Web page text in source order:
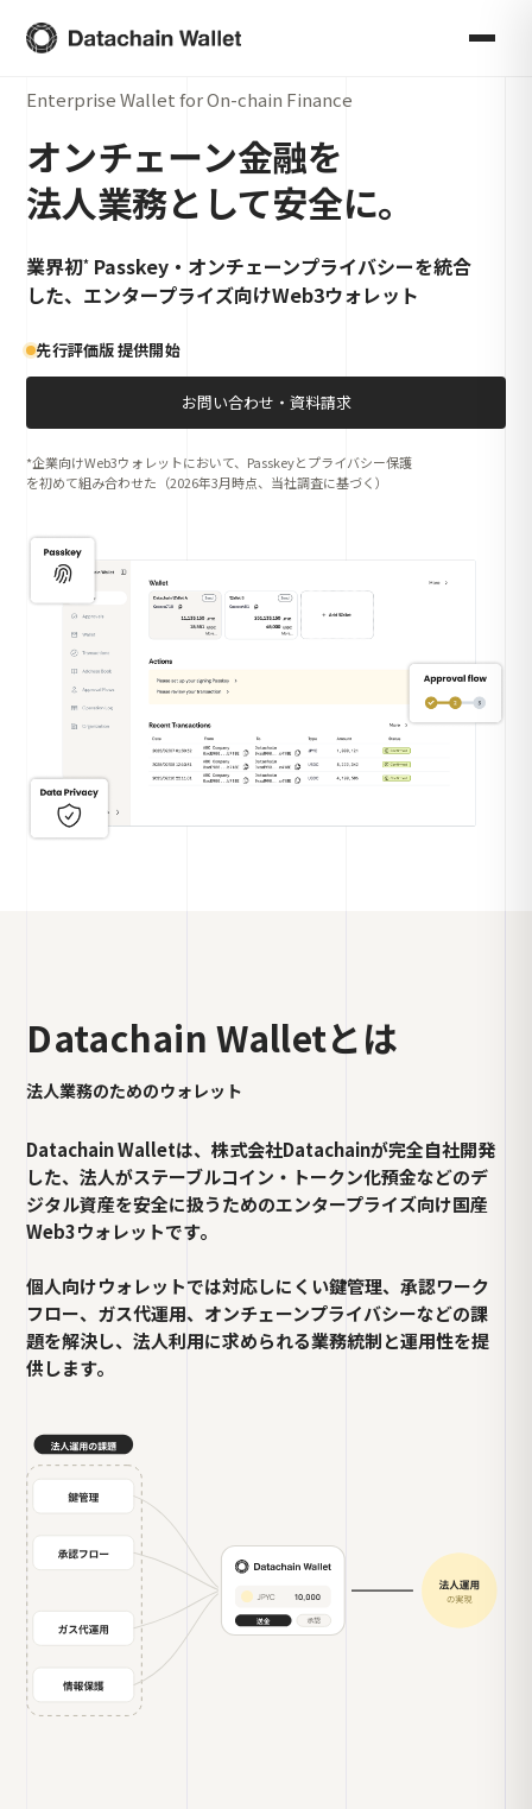
Enterprise Wallet for On-chain Finance
オンチェーン金融を
法人業務として安全に。
業界初* Passkey・オンチェーンプライバシーを統合
した、エンタープライズ向けWeb3ウォレット
先行評価版 提供開始
お問い合わせ・資料請求
*企業向けWeb3ウォレットにおいて、Passkeyとプライバシー保護
を初めて組み合わせた（2026年3月時点、当社調査に基づく）
Datachain Walletとは
法人業務のためのウォレット
Datachain Walletは、株式会社Datachainが完全自社開発
した、法人がステーブルコイン・トークン化預金などのデ
ジタル資産を安全に扱うためのエンタープライズ向け国産
Web3ウォレットです。
個人向けウォレットでは対応しにくい鍵管理、承認ワーク
フロー、ガス代運用、オンチェーンプライバシーなどの課
題を解決し、法人利用に求められる業務統制と運用性を提
供します。